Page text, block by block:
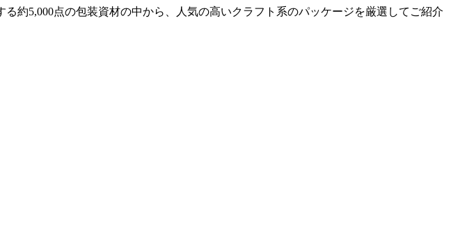
約5,000点の包装資材の中から、人気の高いクラフト系のパッケージを厳選してご紹介